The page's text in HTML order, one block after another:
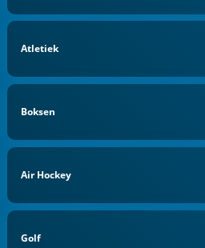
Atletiek
Boksen
Air Hockey
Golf